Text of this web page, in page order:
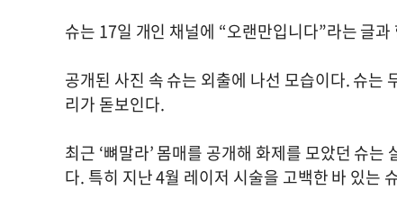
슈는 17일 개인 채널에 “오랜만입니다”라는 글
공개된 사진 속 슈는 외출에 나선 모습이다. 슈는
리가 돋보인다.
최근 ‘뼈말라’ 몸매를 공개해 화제를 모았던 슈
다. 특히 지난 4월 레이저 시술을 고백한 바 있는